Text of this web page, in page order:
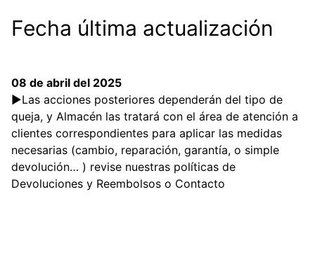
Fecha última actualización
08 de abril del 2025
►Las acciones posteriores dependerán del tipo de
queja, y Almacén las tratará con el área de atención a
clientes correspondientes para aplicar las medidas
necesarias (cambio, reparación, garantía, o simple
devolución… ) revise nuestras políticas de
Devoluciones y Reembolsos o Contacto